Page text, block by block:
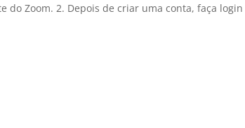
do Zoom. 2. Depois de criar uma conta, faça login